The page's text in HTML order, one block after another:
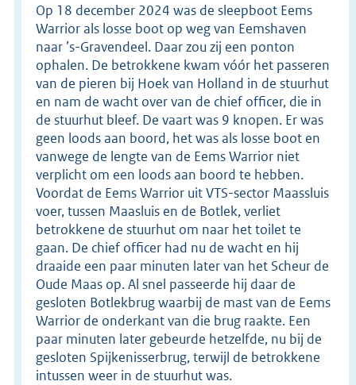
Op 18 december 2024 was de sleepboot Eems
Warrior als losse boot op weg van Eemshaven
naar ’s-Gravendeel. Daar zou zij een ponton
ophalen. De betrokkene kwam vóór het passeren
van de pieren bij Hoek van Holland in de stuurhut
en nam de wacht over van de chief officer, die in
de stuurhut bleef. De vaart was 9 knopen. Er was
geen loods aan boord, het was als losse boot en
vanwege de lengte van de Eems Warrior niet
verplicht om een loods aan boord te hebben.
Voordat de Eems Warrior uit VTS-sector Maassluis
voer, tussen Maasluis en de Botlek, verliet
betrokkene de stuurhut om naar het toilet te
gaan. De chief officer had nu de wacht en hij
draaide een paar minuten later van het Scheur de
Oude Maas op. Al snel passeerde hij daar de
gesloten Botlekbrug waarbij de mast van de Eems
Warrior de onderkant van die brug raakte. Een
paar minuten later gebeurde hetzelfde, nu bij de
gesloten Spijkenisserbrug, terwijl de betrokkene
intussen weer in de stuurhut was.